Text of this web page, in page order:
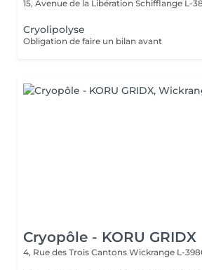
15, Avenue de la Libération Schifflange L-
Cryolipolyse
Obligation de faire un bilan avant
Cryopôle - KORU GRIDX
4, Rue des Trois Cantons Wickrange L-